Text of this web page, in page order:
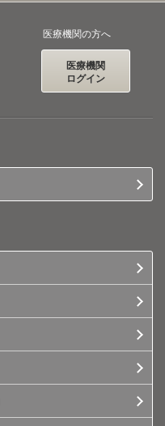
医療機関の方へ
医療機関
ログイン